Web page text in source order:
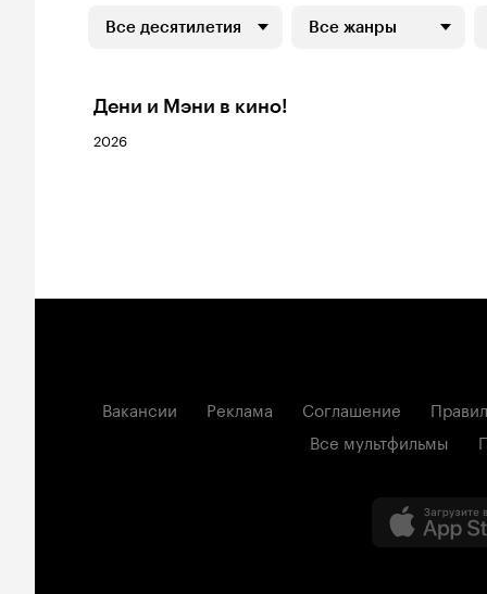
Все десятилетия Все жанры
Дени и Мэни в кино!
2026
Вакансии Реклама Соглашение
Все мультфильмы